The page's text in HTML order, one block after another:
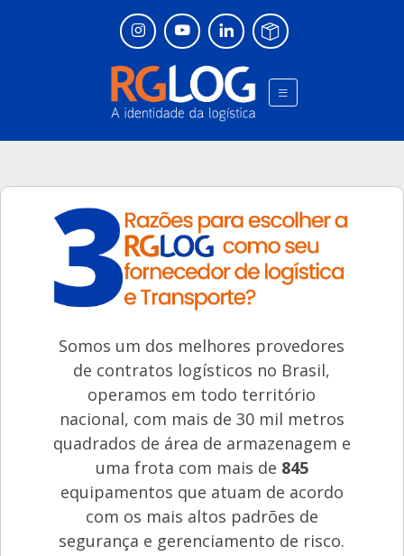
Somos um dos melhores provedores
de contratos logísticos no Brasil,
operamos em todo território
nacional, com mais de 30 mil metros
quadrados de área de armazenagem e
uma frota com mais de 845
equipamentos que atuam de acordo
com os mais altos padrões de
segurança e gerenciamento de risco.